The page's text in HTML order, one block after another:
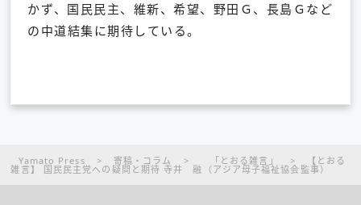
かず、国民民主、維新、希望、野田Ｇ、長島Ｇなど
の中道結集に期待している。
Yamato Press > 寄稿・コラム > 「とおる雑言」 > 【とおる
雑言】 国民民主党への疑問と期待 寺井 融（アジア母子福祉協会監事）